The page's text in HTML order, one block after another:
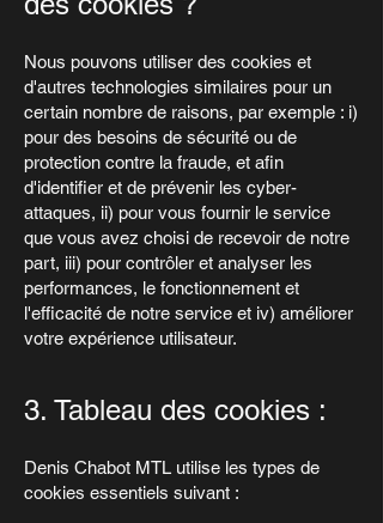
Nous pouvons utiliser des cookies et
d'autres technologies similaires pour un
certain nombre de raisons, par exemple : i)
pour des besoins de sécurité ou de
protection contre la fraude, et afin
d'identifier et de prévenir les cyber-
attaques, ii) pour vous fournir le service
que vous avez choisi de recevoir de notre
part, iii) pour contrôler et analyser les
performances, le fonctionnement et
l'efficacité de notre service et iv) améliorer
votre expérience utilisateur.
3. Tableau des cookies :
Denis Chabot MTL utilise les types de
cookies essentiels suivant :